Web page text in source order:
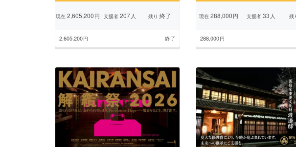
現在2,605,200円 支援者 207 人 残り 終了
2,605,200円 終了
現在288,000円 支援者33 人 残
288,000円